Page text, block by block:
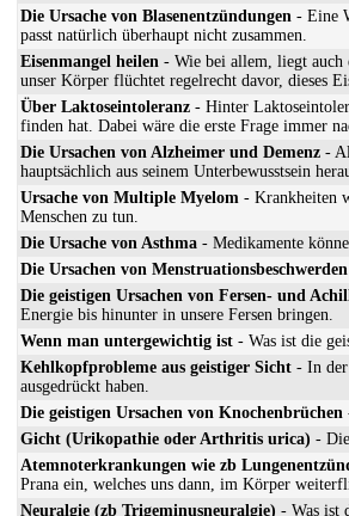
Die Ursache von Blasenentzündungen - Eine
passt natürlich überhaupt nicht zusammen.
Eisenmangel heilen - Wie bei allem, liegt auch
unser Körper flüchtet regelrecht davor, dieses
Über Laktoseintoleranz - Hinter
finden hat. Dabei wäre die erste Frage immer
Die Ursachen von Alzheimer und Demenz -
hauptsächlich aus seinem Unterbewusstsein
Ursache von Multiple Myelom - Krankheiten
Menschen zu tun.
Die Ursache von Asthma - Medikamente
Die Ursachen von Menstruationsbeschwerden
Die geistigen Ursachen von Fersen- und
Energie bis hinunter in unsere Fersen bringen.
Wenn man untergewichtig ist - Was ist die
Kehlkopfprobleme aus geistiger Sicht - In der
ausgedrückt haben.
Die geistigen Ursachen von Knochenbrüchen
Gicht (Urikopathie oder Arthritis urica) -
Atemnoterkrankungen wie zb
Prana ein, welches uns dann, im Körper
Neuralgie (zb Trigeminusneuralgie) - Was ist